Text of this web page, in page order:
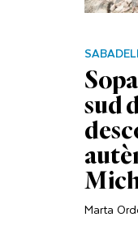
sud
Marta